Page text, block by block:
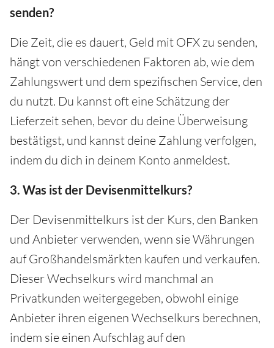
senden?
Die Zeit, die es dauert, Geld mit OFX zu senden,
hängt von verschiedenen Faktoren ab, wie dem
Zahlungswert und dem spezifischen Service, den
du nutzt. Du kannst oft eine Schätzung der
Lieferzeit sehen, bevor du deine Überweisung
bestätigst, und kannst deine Zahlung verfolgen,
indem du dich in deinem Konto anmeldest.
3. Was ist der Devisenmittelkurs?
Der Devisenmittelkurs ist der Kurs, den Banken
und Anbieter verwenden, wenn sie Währungen
auf Großhandelsmärkten kaufen und verkaufen.
Dieser Wechselkurs wird manchmal an
Privatkunden weitergegeben, obwohl einige
Anbieter ihren eigenen Wechselkurs berechnen,
indem sie einen Aufschlag auf den